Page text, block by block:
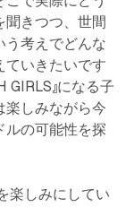
聞きつつ、世間
う考えでどんな
ていきたいです
GIRLS』になる子
楽しみながら今
ルの可能性を探
楽しみにしてい